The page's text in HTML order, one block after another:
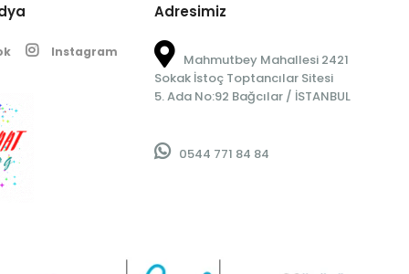
Instagram
Adresimiz
Mahmutbey Mahallesi 2421
Sokak İstoç Toptancılar Sitesi
5. Ada No:92 Bağcılar / İSTANBUL
0544 771 84 84